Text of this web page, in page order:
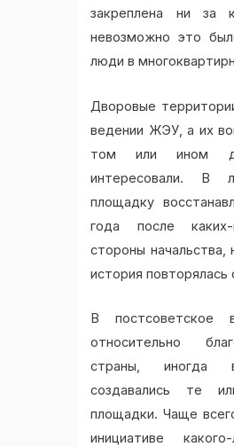
закреплена ни
невозможно это
люди в
Дворовые
ведении ЖЭУ, а их
том или ином
интересовали. В
площадку
года после
стороны
история повторялась
В постсоветское
относительно
страны, иногда
создавались те
площадки. Чаще
инициативе